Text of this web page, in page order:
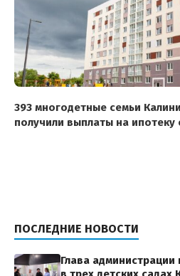
393 многодетные семьи
получили выплаты на ипотеку
ПОСЛЕДНИЕ НОВОСТИ
Глава